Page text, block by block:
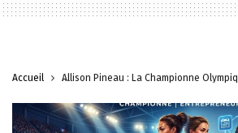
Accueil Allison Pineau : La Championne